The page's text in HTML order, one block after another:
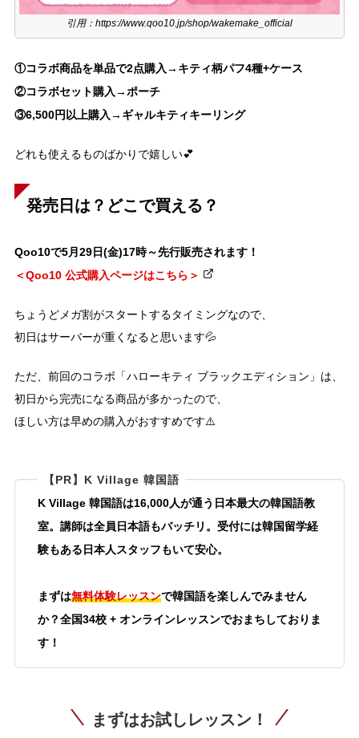
引用：https://www.qoo10.jp/shop/wakemake_official
①コラボ商品を単品で2点購入→キティ柄パフ4種+ケース
②コラボセット購入→ポーチ
③6,500円以上購入→ギャルキティキーリング
どれも使えるものばかりで嬉しい💕
発売日は？どこで買える？
Qoo10で5月29日(金)17時～先行販売されます！
＜Qoo10 公式購入ページはこちら＞
ちょうどメガ割がスタートするタイミングなので、
初日はサーバーが重くなると思います💦
ただ、前回のコラボ「ハローキティ ブラックエディション」は、
初日から完売になる商品が多かったので、
ほしい方は早めの購入がおすすめです⚠️
【PR】K Village 韓国語
K Village 韓国語は16,000人が通う日本最大の韓国語教
室。講師は全員日本語もバッチリ。受付には韓国留学経
験もある日本人スタッフもいて安心。
まずは無料体験レッスンで韓国語を楽しんでみません
か？全国34校 + オンラインレッスンでおまちしておりま
す！
まずはお試しレッスン！